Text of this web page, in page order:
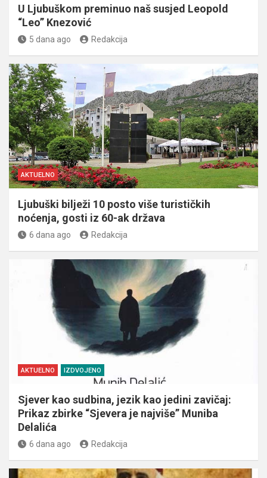
U Ljubuškom preminuo naš susjed Leopold
“Leo” Knezović
5 dana ago Redakcija
AKTUELNO
Ljubuški bilježi 10 posto više turističkih
noćenja, gosti iz 60-ak država
6 dana ago Redakcija
AKTUELNO IZDVOJENO
Sjever kao sudbina, jezik kao jedini zavičaj:
Prikaz zbirke “Sjevera je najviše” Muniba
Delalića
6 dana ago Redakcija